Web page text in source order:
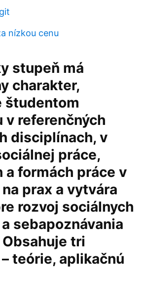
nízkou cenu
stupeň má
charakter,
študentom
v referenčných
disciplínach, v
práce,
a formách práce v
prax a vytvára
rozvoj sociálnych
sebapoznávania
tri
teórie, aplikačnú